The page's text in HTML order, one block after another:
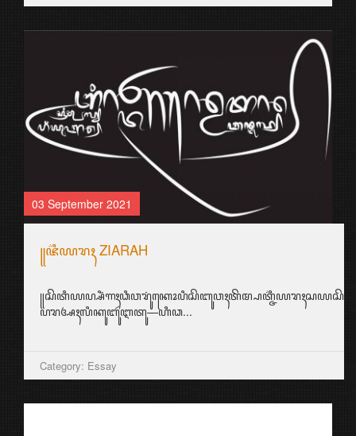
03 September 2021
꧋ꦗ꦳ꦶꦪꦫꦃ ZIARAH
ꦥꦫꦄꦃꦭꦶꦏꦸꦧꦸꦂꦆꦠꦸ—ꦲꦶꦣ...
Category: Essay